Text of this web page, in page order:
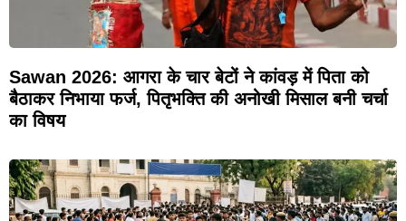
Sawan 2026: आगरा के चार बेटों ने कांवड़ में पिता को
बैठाकर निभाया फर्ज, पितृभक्ति की अनोखी मिसाल बनी चर्चा
का विषय